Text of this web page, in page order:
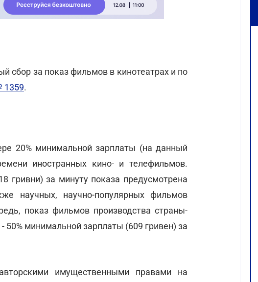
сбор за показ фильмов в кинотеатрах и по
1359.
20% минимальной зарплаты (на данный
иностранных кино- и телефильмов.
гривни) за минуту показа предусмотрена
научных, научно-популярных фильмов
показ фильмов производства страны-
50% минимальной зарплаты (609 гривен) за
имущественными правами на